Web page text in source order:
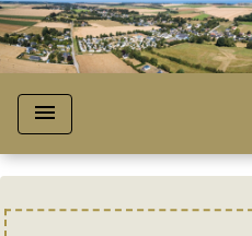
menu